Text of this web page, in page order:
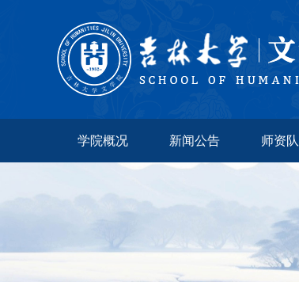
学院概况 新闻公告 师资